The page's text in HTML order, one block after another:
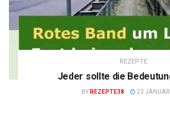
REZEPTE
Jeder sollte die
BY REZEPTE38 23